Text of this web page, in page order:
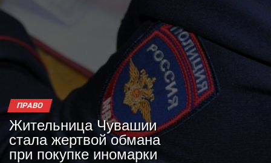
ПРАВО
Жительница Чувашии
стала жертвой обмана
при покупке иномарки